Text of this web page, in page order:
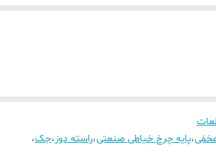
،پایه چرخ خیاطی صنعتی،راسته دوز،جک،